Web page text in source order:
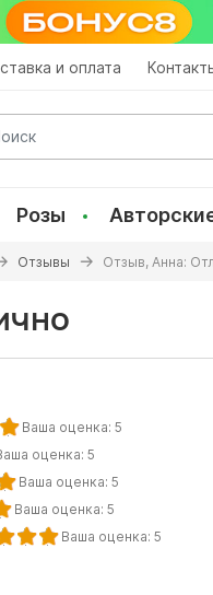
и оплата
Розы
Отзывы Отзыв, Анна:
Ваша оценка: 5
оценка: 5
Ваша оценка: 5
Ваша оценка: 5
Ваша оценка: 5